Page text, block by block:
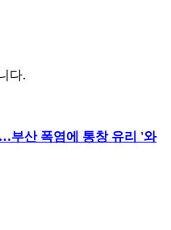
다.
부산 폭염에 통창 유리 '와